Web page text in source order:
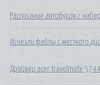
Расписание автобусов с
Исчезли файлы с жесткого
Драйвер acer travelmate 5744